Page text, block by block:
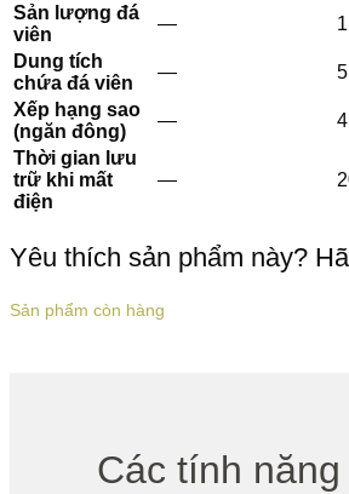
Sản lượng đá
viên
—
Dung tích
chứa đá viên
—
Xếp hạng sao
(ngăn đông)
—
4
Thời gian lưu
trữ khi mất
điện
—
Yêu thích sản phẩm này?
Sản phẩm còn hàng
Các tính